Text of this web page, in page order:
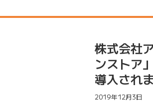
株式会社
ンストア
導入され
2019年12月3日